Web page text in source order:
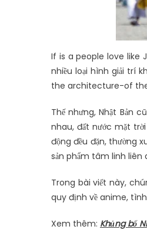
If is a people love like
nhiều loại hình giải trí
the architecture-of
Thế nhưng, Nhật Bản
nhau, đất nước mặt
động đều đặn, thường
sản phẩm tâm linh liên
Trong bài viết này,
quy định về anime,
Xem thêm: Khủng bố